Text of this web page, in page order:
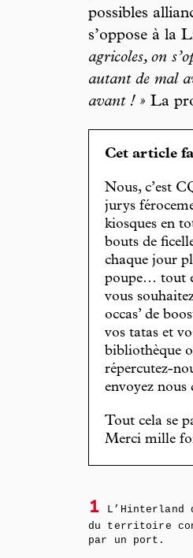
possibles
s’oppose à la
agricoles, on
autant de mal
avant ! » La
Cet article
Nous, c’est
jurys
kiosques en
bouts de
chaque jour
poupe… tout
vous
occas’ de
vos tatas et
bibliothèque
répercutez-
envoyez nous
Tout cela se
Merci mille
1
L’Hinterland
du territoire
par un port.